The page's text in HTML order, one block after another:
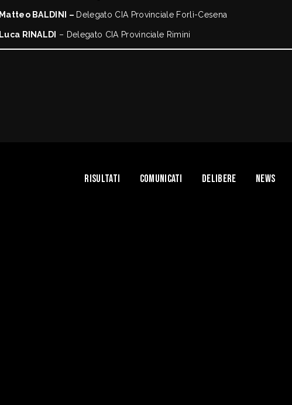
Matteo BALDINI – Delegato CIA Provinciale Forlì-Cesena
Luca RINALDI – Delegato CIA Provinciale Rimini
Risultati Comunicati Delibere News